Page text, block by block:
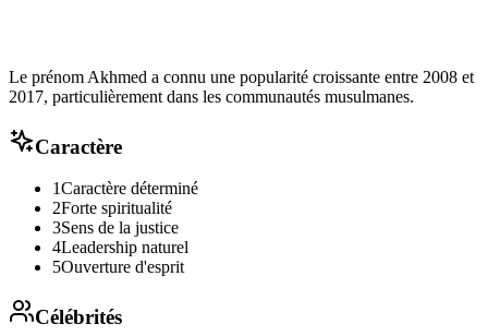
Le prénom Akhmed a connu une popularité croissante entre 2008 et
2017, particulièrement dans les communautés musulmanes.
Caractère
1Caractère déterminé
2Forte spiritualité
3Sens de la justice
4Leadership naturel
5Ouverture d'esprit
Célébrités